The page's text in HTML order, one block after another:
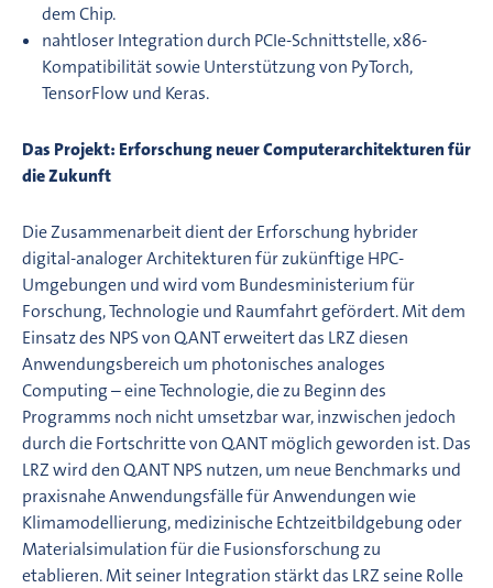
dem Chip.
nahtloser Integration durch PCIe-Schnittstelle, x86-
Kompatibilität sowie Unterstützung von PyTorch,
TensorFlow und Keras.
Das Projekt: Erforschung neuer Computerarchitekturen für
die Zukunft
Die Zusammenarbeit dient der Erforschung hybrider
digital-analoger Architekturen für zukünftige HPC-
Umgebungen und wird vom Bundesministerium für
Forschung, Technologie und Raumfahrt gefördert. Mit dem
Einsatz des NPS von Q.ANT erweitert das LRZ diesen
Anwendungsbereich um photonisches analoges
Computing – eine Technologie, die zu Beginn des
Programms noch nicht umsetzbar war, inzwischen jedoch
durch die Fortschritte von Q.ANT möglich geworden ist. Das
LRZ wird den Q.ANT NPS nutzen, um neue Benchmarks und
praxisnahe Anwendungsfälle für Anwendungen wie
Klimamodellierung, medizinische Echtzeitbildgebung oder
Materialsimulation für die Fusionsforschung zu
etablieren. Mit seiner Integration stärkt das LRZ seine Rolle